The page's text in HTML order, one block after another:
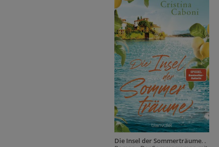
Die Insel der Sommerträume. .